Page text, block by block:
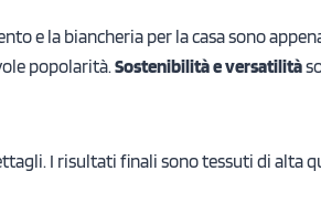
e la biancheria per la casa sono
popolarità. Sostenibilità e versatilità
I risultati finali sono tessuti di alta